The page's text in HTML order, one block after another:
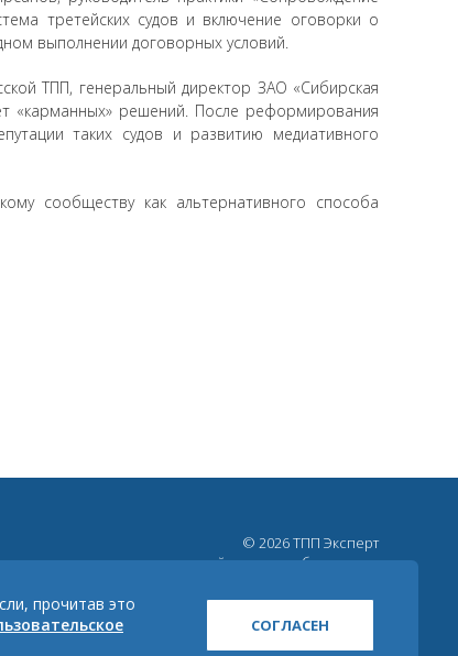
третейских судов и включение оговорки о
выполнении договорных условий.
ТПП, генеральный директор ЗАО «Сибирская
«карманных» решений. После реформирования
таких судов и развитию медиативного
сообществу как альтернативного способа
© 2026 ТПП Эксперт
материалов сайта ссылка обязательна
Карта сайта
прочитав это
СОГЛАСЕН